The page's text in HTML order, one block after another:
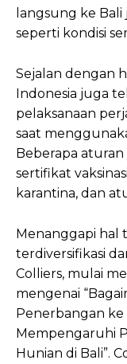
langsung ke
seperti kondisi
Sejalan dengan
Indonesia juga
pelaksanaan
saat
Beberapa
sertifikat
karantina, dan
Menanggapi hal
terdiversifikasi
Colliers, mulai
mengenai
Penerbangan ke
Mempengaruhi
Hunian di Bali”.